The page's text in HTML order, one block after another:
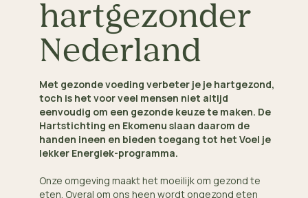
hartgezonder
Nederland
Met gezonde voeding verbeter je je hartgezond,
toch is het voor veel mensen niet altijd
eenvoudig om een gezonde keuze te maken. De
Hartstichting en Ekomenu slaan daarom de
handen ineen en bieden toegang tot het Voel je
lekker Energiek-programma.
Onze omgeving maakt het moeilijk om gezond te
eten. Overal om ons heen wordt ongezond eten